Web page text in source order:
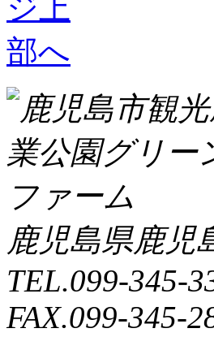
鹿児島県鹿児
TEL.099-345-
FAX.099-345-